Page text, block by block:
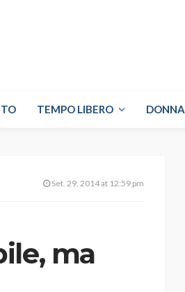
TEMPO LIBERO DONNA
Set. 29, 2014 at 12:59 pm
ma